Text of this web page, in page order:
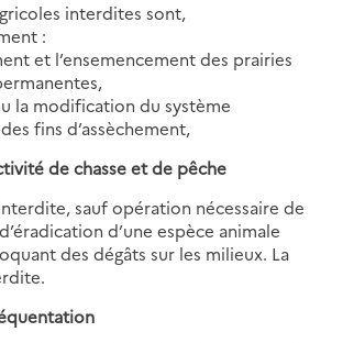
interdites sont,
:
et l’ensemencement des prairies
la modification du système
fins d’assèchement,
de chasse et de pêche
sauf opération nécessaire de
d’une espèce animale
des dégâts sur les milieux. La